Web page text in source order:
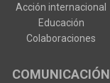
Acción internacional
Educación
Colaboraciones
COMUNICACIÓN